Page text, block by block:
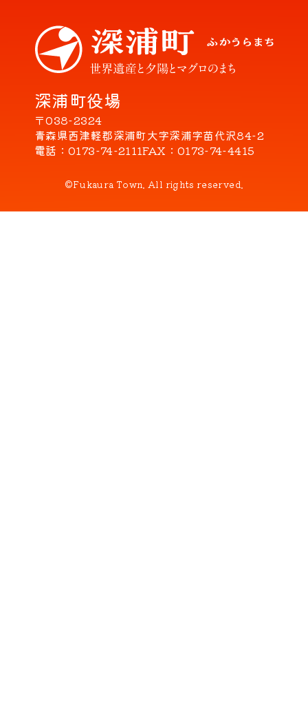
深浦町役場
〒038-2324
青森県西津軽郡深浦町大字深浦字苗代沢84-2
電話
0173-74-2111FAX 0173-74-4415
©Fukaura Town. All rights reserved.